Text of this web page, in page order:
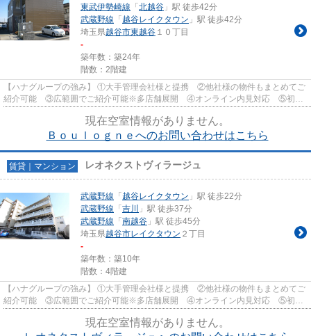
東武伊勢崎線 「 北越谷 」駅 徒歩42分
武蔵野線 「 越谷レイクタウン 」駅 徒歩42分
埼玉県越谷市東越谷 １０丁目
-
築年数：築24年
階数：2階建
【ハナグループの強み】 ①大手管理会社様と提携 ②他社様の物件もまとめてご
紹介可能 ③広範囲でご紹介可能※多店舗展開 ④オンライン内見対応 ⑤初期
現在空室情報がありません。
Ｂｏｕｌｏｇｎｅへのお問い合わせはこちら
賃貸｜マンション レオネクストヴィラージュ
武蔵野線 「 越谷レイクタウン 」駅 徒歩22分
武蔵野線 「 吉川
」駅 徒歩37分
武蔵野線 「 南越谷 」駅 徒歩45分
埼玉県越谷市レイクタウン ２丁目
-
築年数：築10年
階数：4階建
【ハナグループの強み】 ①大手管理会社様と提携 ②他社様の物件もまとめてご
紹介可能 ③広範囲でご紹介可能※多店舗展開 ④オンライン内見対応 ⑤初期
現在空室情報がありません。